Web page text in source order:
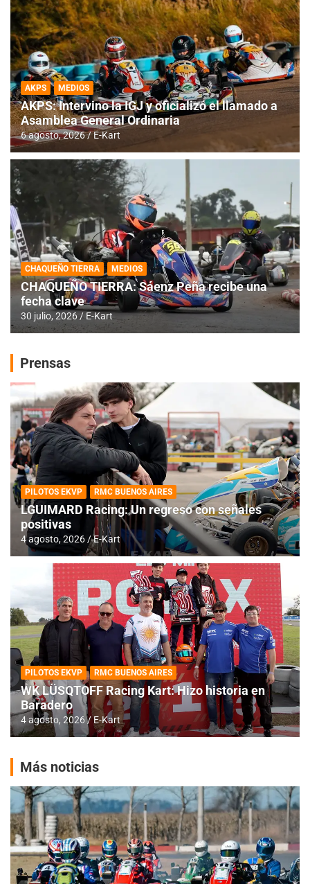
AKPS MEDIOS
AKPS: Intervino la IGJ y oficializó el llamado a
Asamblea General Ordinaria
6 agosto, 2026 E-Kart
CHAQUEÑO TIERRA MEDIOS
CHAQUEÑO TIERRA: Sáenz Peña recibe una
fecha clave
30 julio, 2026 E-Kart
Prensas
PILOTOS EKVP RMC BUENOS AIRES
LGUIMARD Racing: Un regreso con señales
positivas
4 agosto, 2026 E-Kart
PILOTOS EKVP RMC BUENOS AIRES
WK LÜSQTOFF Racing Kart: Hizo historia en
Baradero
4 agosto, 2026 E-Kart
Más noticias